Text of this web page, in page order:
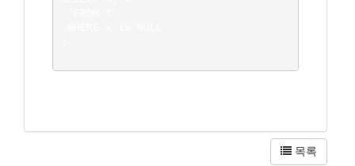
목록